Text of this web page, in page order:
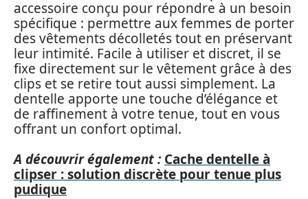
accessoire conçu pour répondre à un besoin
spécifique : permettre aux femmes de porter
des vêtements décolletés tout en préservant
leur intimité. Facile à utiliser et discret, il se
fixe directement sur le vêtement grâce à des
clips et se retire tout aussi simplement. La
dentelle apporte une touche d’élégance et
de raffinement à votre tenue, tout en vous
offrant un confort optimal.
A découvrir également : Cache dentelle à
clipser : solution discrète pour tenue plus
pudique